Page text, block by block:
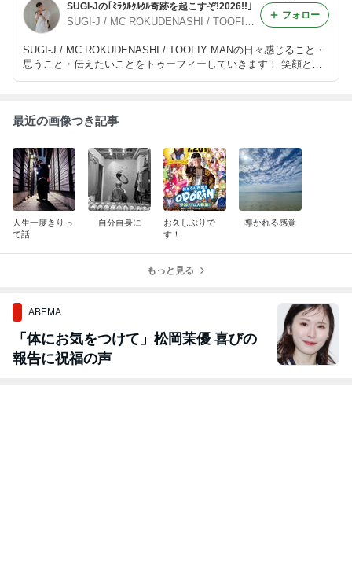
SUGI-Jの｢ﾐﾗｸﾙｸﾙｸﾙ奇跡を起こすぞ!2026!!｣
SUGI-J / MC ROKUDENASHI / TOOFIY MAN
SUGI-J / MC ROKUDENASHI / TOOFIY MANの日々感じること・
思うこと・伝えたいことをトゥーフィーしていきます！ 笑顔とハ
フォロー
最近の画像つき記事
人生一度きりっ
て話
自分自身に
お久しぶりで
す！
導かれる感覚
もっと見る
ABEMA
「体にお気をつけて」松岡茉優 喜びの
報告に祝福の声